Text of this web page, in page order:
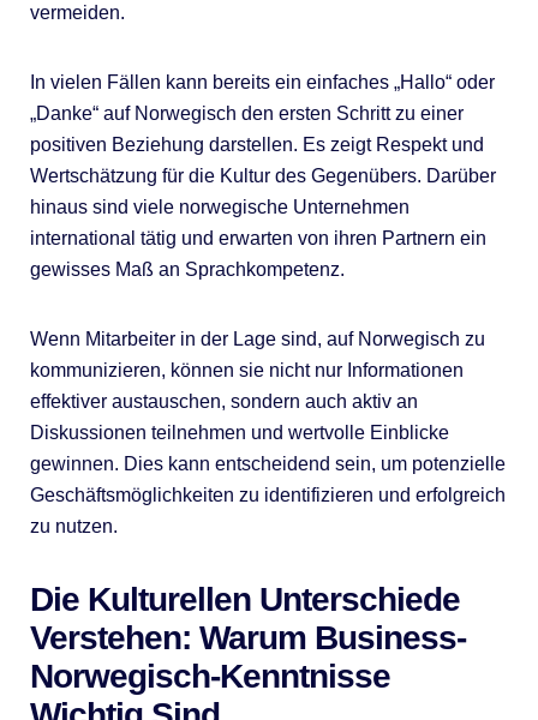
vermeiden.
In vielen Fällen kann bereits ein einfaches „Hallo“ oder
„Danke“ auf Norwegisch den ersten Schritt zu einer
positiven Beziehung darstellen. Es zeigt Respekt und
Wertschätzung für die Kultur des Gegenübers. Darüber
hinaus sind viele norwegische Unternehmen
international tätig und erwarten von ihren Partnern ein
gewisses Maß an Sprachkompetenz.
Wenn Mitarbeiter in der Lage sind, auf Norwegisch zu
kommunizieren, können sie nicht nur Informationen
effektiver austauschen, sondern auch aktiv an
Diskussionen teilnehmen und wertvolle Einblicke
gewinnen. Dies kann entscheidend sein, um potenzielle
Geschäftsmöglichkeiten zu identifizieren und erfolgreich
zu nutzen.
Die Kulturellen Unterschiede
Verstehen: Warum Business-
Norwegisch-Kenntnisse